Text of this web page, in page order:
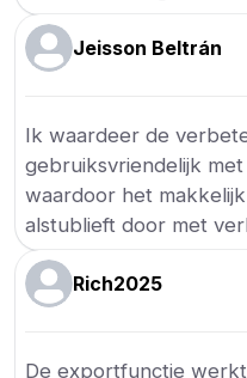
Jeisson Beltrán
Ik waardeer de
gebruiksvriendelijk
waardoor het
alstublieft door met
Rich2025
De exportfunctie